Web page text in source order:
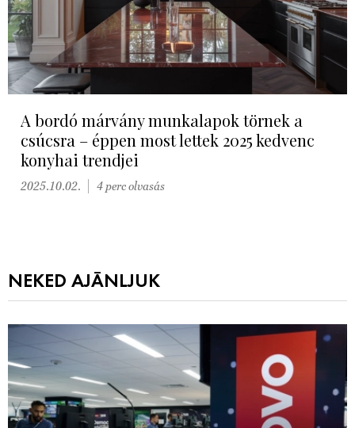
A bordó márvány munkalapok törnek a
csúcsra – éppen most lettek 2025 kedvenc
konyhai trendjei
2025.10.02. 4 perc olvasás
NEKED AJÁNLJUK